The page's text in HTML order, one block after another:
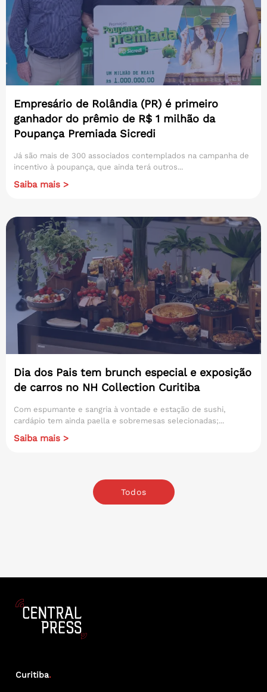
Empresário de Rolândia (PR) é primeiro
ganhador do prêmio de R$ 1 milhão da
Poupança Premiada Sicredi
Já são mais de 300 associados contemplados na campanha de
incentivo à poupança, que ainda terá outros...
Saiba mais >
Dia dos Pais tem brunch especial e exposição
de carros no NH Collection Curitiba
Com espumante e sangria à vontade e estação de sushi,
cardápio tem ainda paella e sobremesas selecionadas;...
Saiba mais >
Todos
Curitiba.